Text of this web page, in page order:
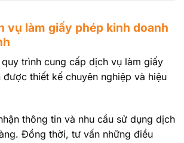
vụ làm giấy phép kinh doanh
trình cung cấp dịch vụ làm giấy
được thiết kế chuyên nghiệp và hiệu
thông tin và nhu cầu sử dụng dịch
Đồng thời, tư vấn những điều